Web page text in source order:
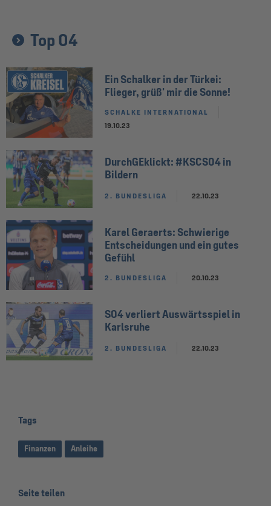
Top 04
Ein Schalker in der Türkei:
Flieger, grüß' mir die Sonne!
SCHALKE INTERNATIONAL
19.10.23
DurchGEklickt: #KSCS04 in
Bildern
2. BUNDESLIGA 22.10.23
Karel Geraerts: Schwierige
Entscheidungen und ein gutes
Gefühl
2. BUNDESLIGA 20.10.23
S04 verliert Auswärtsspiel in
Karlsruhe
2. BUNDESLIGA 22.10.23
Tags
Finanzen Anleihe
Seite teilen